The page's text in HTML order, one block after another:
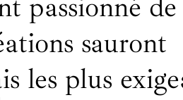
passionné de
sauront
les plus